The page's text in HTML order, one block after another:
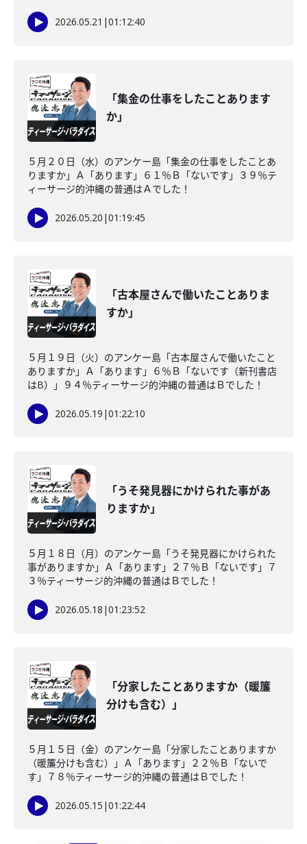
2026.05.21 |01:12:40
「集金の仕事をしたことあります
か」
５月２０日（水）のアンケー島「集金の仕事をしたことあ
りますか」Ａ「あります」６１％Ｂ「ないです」３９％テ
ィーサージ的沖縄の普通はＡでした！
2026.05.20 |01:19:45
「古本屋さんで働いたことありま
すか」
５月１９日（火）のアンケー島「古本屋さんで働いたこと
ありますか」Ａ「あります」６％Ｂ「ないです（新刊書店
はB）」９４％ティーサージ的沖縄の普通はＢでした！
2026.05.19 |01:22:10
「うそ発見器にかけられた事があ
りますか」
５月１８日（月）のアンケー島「うそ発見器にかけられた
事がありますか」Ａ「あります」２７％Ｂ「ないです」７
３％ティーサージ的沖縄の普通はＢでした！
2026.05.18 |01:23:52
「分家したことありますか（暖簾
分けも含む）」
５月１５日（金）のアンケー島「分家したことありますか
（暖簾分けも含む）」Ａ「あります」２２％Ｂ「ないで
す」７８％ティーサージ的沖縄の普通はＢでした！
2026.05.15 |01:22:44